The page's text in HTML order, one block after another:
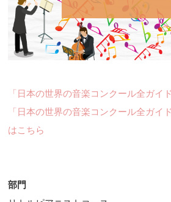
「日本の世界の音楽コンクール全ガイ
「日本の世界の音楽コンクール全ガイ
はこちら
部門